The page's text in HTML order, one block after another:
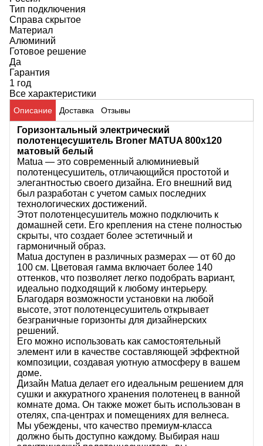
Тип подключения
Справа скрытое
Материал
Алюминий
Готовое решение
Да
Гарантия
1 год
Все характеристики
Описание Доставка Отзывы
Горизонтальный электрический
полотенцесушитель Broner MATUA 800x120
матовый белый
Matua — это современный алюминиевый
полотенцесушитель, отличающийся простотой и
элегантностью своего дизайна. Его внешний вид
был разработан с учетом самых последних
технологических достижений.
Этот полотенцесушитель можно подключить к
домашней сети. Его крепления на стене полностью
скрыты, что создает более эстетичный и
гармоничный образ.
Matua доступен в различных размерах — от 60 до
100 см. Цветовая гамма включает более 140
оттенков, что позволяет легко подобрать вариант,
идеально подходящий к любому интерьеру.
Благодаря возможности установки на любой
высоте, этот полотенцесушитель открывает
безграничные горизонты для дизайнерских
решений.
Его можно использовать как самостоятельный
элемент или в качестве составляющей эффектной
композиции, создавая уютную атмосферу в вашем
доме.
Дизайн Matua делает его идеальным решением для
сушки и аккуратного хранения полотенец в ванной
комнате дома. Он также может быть использован в
отелях, спа-центрах и помещениях для велнеса.
Мы убеждены, что качество премиум-класса
должно быть доступно каждому. Выбирая наш